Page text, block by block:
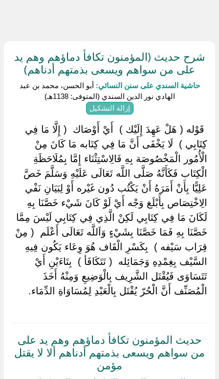
شرح حديث (المؤمنون تكافأ دماؤهم وهم يد
على من سواهم ويسعى بذمتهم أدناهم)
حاشية السندي على سنن النسائي: أبو الحسن، محمد بن عبد
الهادي نور الدين السندي (المتوفى: 1138هـ)
إزالة التشكيل
‏ ‏قَوْله ( هَلْ عَهِدَ إِلَيْك ) ‏ ‏أَيْ أَوْصَاك ‏ ‏( إِلَّا مَا فِي
كِتَابِي ) ‏ ‏لَا يَخْفَى أَنَّ مَا فِي كِتَابه مَا كَانَ مِنْ
الْأُمُور الْمَخْصُوصَة بِهِ فَالِاسْتِثْنَاء إِمَّا بِمُلَاحَظَةِ
الْكِتَاب فَكَأَنَّهُ صَلَّى اللَّه تَعَالَى عَلَيْهِ وَسَلَّمَ خَصَّ
عَلِيًّا بِأَنْ أَمَرَهُ أَنْ يَكْتُب دُون غَيْره أَوْ لِبَيَانِ نَفْي
الِاخْتِصَاص بِأَبْلَغ وَجْه أَيْ لَوْ كَانَ شَيْء خَصَّنَا بِهِ
لَكَانَ مَا فِي كِتَابِي لَكِنْ الَّذِي فِي كِتَابِي لَيْسَ مِمَّا
خَصَّنَا بِهِ فَمَا خَصَّنَا بِشَيْءٍ وَاَللَّه تَعَالَى أَعْلَم ‏ ‏( مِنْ
قِرَاب سَيْفه ) ‏ ‏بِكَسْرِ الْقَاف هُوَ وِعَاء يَكُون فِيهِ
السَّيْف بِغِمْدِهِ وَجَمَائِله ‏ ‏( تَتَكَافَأ ) ‏ ‏بِتَاءَيْنِ أَيْ
تَتَسَاوَى فَيُقْتَل الشَّرِيف بِالْوَضِيعِ وَمِنْهُ أَخَذَ
الْمُصَنِّف أَنَّ الْحُرّ يُقْتَل بِالْعَبْدِ لِمُسَاوَاةِ الدِّمَاء.
حديث المؤمنون تكافأ دماؤهم وهم يد على
من سواهم ويسعى بذمتهم أدناهم ألا لا يقتل
مؤمن